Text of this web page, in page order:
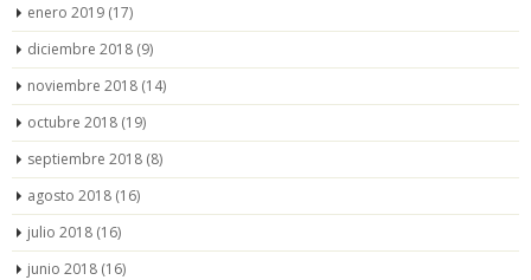
enero 2019 (17)
diciembre 2018 (9)
noviembre 2018 (14)
octubre 2018 (19)
septiembre 2018 (8)
agosto 2018 (16)
julio 2018 (16)
junio 2018 (16)